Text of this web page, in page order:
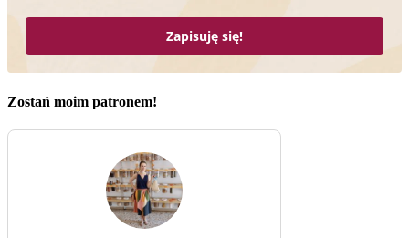
Zapisuję się!
Zostań moim patronem!